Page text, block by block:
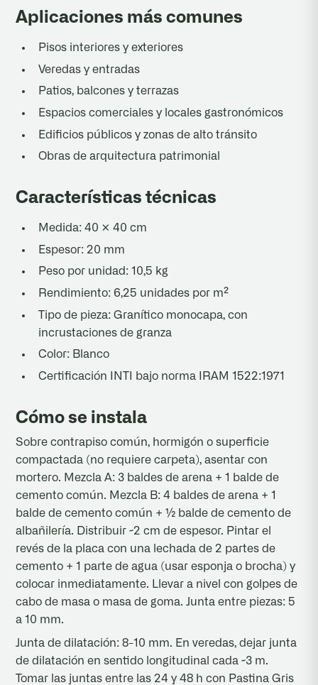
Aplicaciones más comunes
Pisos interiores y exteriores
Veredas y entradas
Patios, balcones y terrazas
Espacios comerciales y locales gastronómicos
Edificios públicos y zonas de alto tránsito
Obras de arquitectura patrimonial
Características técnicas
Medida: 40 × 40 cm
Espesor: 20 mm
Peso por unidad: 10,5 kg
Rendimiento: 6,25 unidades por m²
Tipo de pieza: Granítico monocapa, con
incrustaciones de granza
Color: Blanco
Certificación INTI bajo norma IRAM 1522:1971
Cómo se instala
Sobre contrapiso común, hormigón o superficie
compactada (no requiere carpeta), asentar con
mortero. Mezcla A: 3 baldes de arena + 1 balde de
cemento común. Mezcla B: 4 baldes de arena + 1
balde de cemento común + ½ balde de cemento de
albañilería. Distribuir ~2 cm de espesor. Pintar el
revés de la placa con una lechada de 2 partes de
cemento + 1 parte de agua (usar esponja o brocha) y
colocar inmediatamente. Llevar a nivel con golpes de
cabo de masa o masa de goma. Junta entre piezas: 5
a 10 mm.
Junta de dilatación: 8-10 mm. En veredas, dejar junta
de dilatación en sentido longitudinal cada ~3 m.
Tomar las juntas entre las 24 y 48 h con Pastina Gris